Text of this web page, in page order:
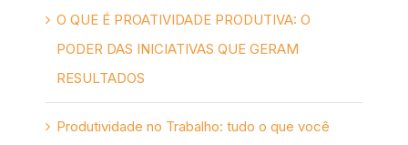
O QUE É PROATIVIDADE PRODUTIVA: O
PODER DAS INICIATIVAS QUE GERAM
RESULTADOS
Produtividade no Trabalho: tudo o que você